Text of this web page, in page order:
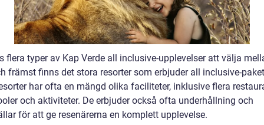
flera typer av Kap Verde all inclusive-upplevelser att välja
främst finns det stora resorter som erbjuder all inclusive-
har ofta en mängd olika faciliteter, inklusive flera
och aktiviteter. De erbjuder också ofta underhållning och
för att ge resenärerna en komplett upplevelse.